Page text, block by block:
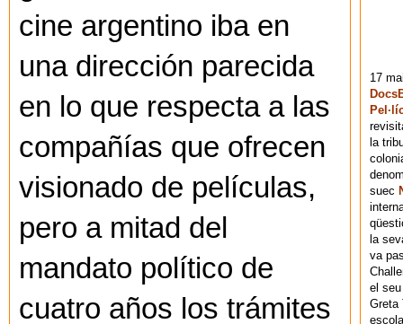
cine argentino iba en
una dirección parecida
en lo que respecta a las
compañías que ofrecen
visionado de películas,
pero a mitad del
mandato político de
cuatro años los trámites
17
la
suec
la
va
el
Greta